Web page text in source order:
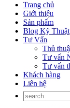
Trang chủ
Giới thiệu
Sản phẩm
Blog Kỹ Thuật
Tư Vấn
Thủ
Tư vấn
Tư vấn
Khách hàng
Liên hệ